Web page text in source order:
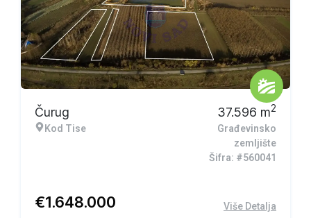
Ekskluzivna ponuda
Čurug
Kod Tise
37.596 m2
Građevinsko
zemljište
Šifra: #560041
€1.648.000 Više Detalja